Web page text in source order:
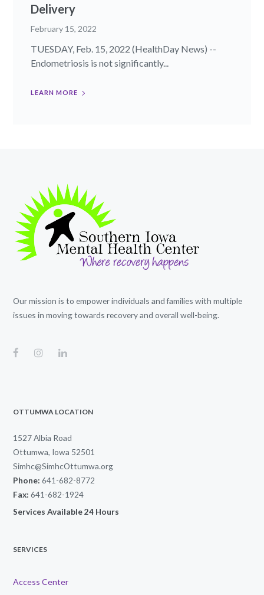
Delivery
February 15, 2022
TUESDAY, Feb. 15, 2022 (HealthDay News) --
Endometriosis is not significantly...
LEARN MORE
Our mission is to empower individuals and families with multiple
issues in moving towards recovery and overall well-being.
OTTUMWA LOCATION
1527 Albia Road
Ottumwa, Iowa 52501
Simhc@SimhcOttumwa.org
Phone: 641-682-8772
Fax: 641-682-1924
Services Available 24 Hours
SERVICES
Access Center